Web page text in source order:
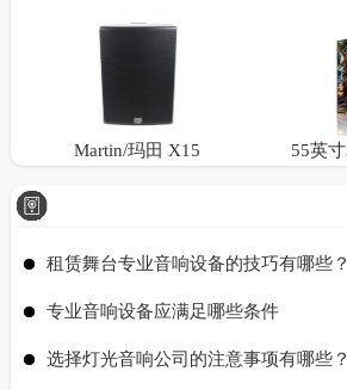
Martin/玛田 X15
租赁舞台专业音响设备的技巧有哪些？
专业音响设备应满足哪些条件
选择灯光音响公司的注意事项有哪些？